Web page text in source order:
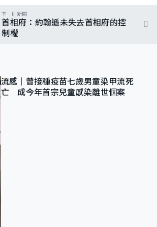
下一則新聞
首相府：約翰遜未失去首相府的控
制權
流感｜曾接種疫苗七歲男童染甲流死
亡 成今年首宗兒童感染離世個案